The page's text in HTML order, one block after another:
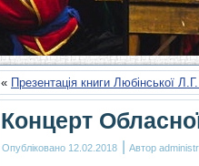
« Презентація книги Любінської
Концерт
Опубліковано 12.02.2018 | Автор